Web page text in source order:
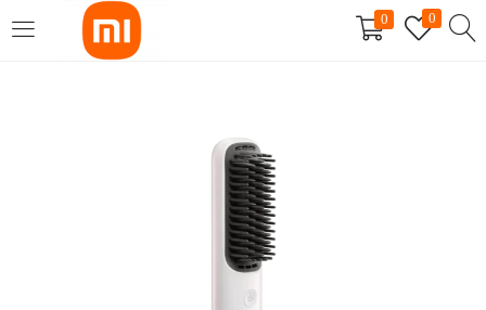
0 0
S'INSCRIRE